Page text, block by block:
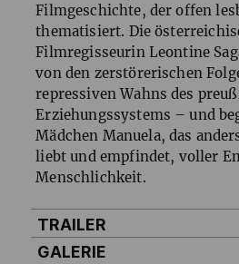
Filmgeschichte, der offen
thematisiert. Die
Filmregisseurin Leontine
von den zerstörerischen
repressiven Wahns des
Erziehungssystems – und
Mädchen Manuela, das
liebt und empfindet, voller
Menschlichkeit.
TRAILER
GALERIE